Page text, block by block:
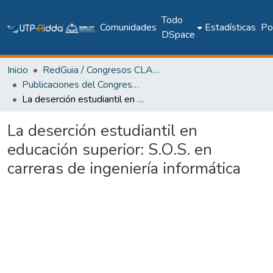
Comunidades
Todo
DSpace
Estadísticas
Inicio
RedGuia / Congresos CLABES
Publicaciones del Congreso Internacional CLABES
La deserción estudiantil en educación superior: S.O.S. en carreras de ingeniería informática
La deserción estudiantil en
educación superior: S.O.S. en
carreras de ingeniería informática